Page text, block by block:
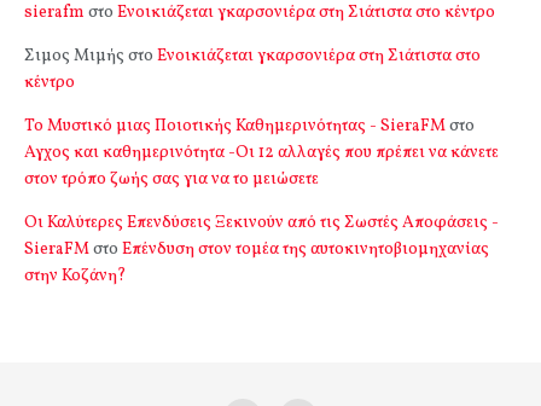
sierafm στο Ενοικιάζεται γκαρσονιέρα στη Σιάτιστα στο κέντρο
Σιμος Μιμής στο Ενοικιάζεται γκαρσονιέρα στη Σιάτιστα στο
κέντρο
Το Μυστικό μιας Ποιοτικής Καθημερινότητας - SieraFMστο
Αγχος και καθημερινότητα -Οι 12 αλλαγές που πρέπει να κάνετε
στον τρόπο ζωής σας για να το μειώσετε
Οι Καλύτερες Επενδύσεις Ξεκινούν από τις Σωστές Αποφάσεις -
SieraFMστο Επένδυση στον τομέα της αυτοκινητοβιομηχανίας
στην Κοζάνη?